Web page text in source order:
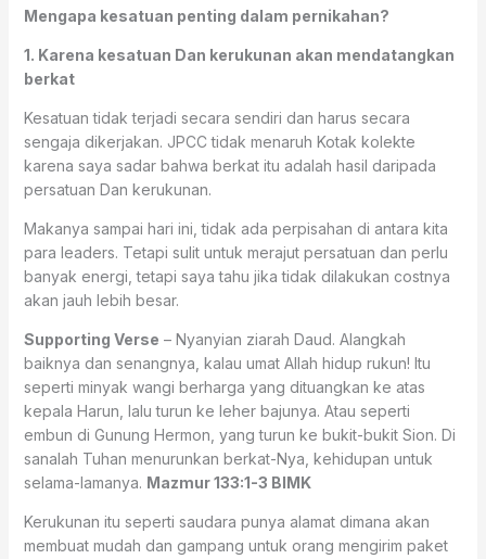
Mengapa kesatuan penting dalam pernikahan?
1. Karena kesatuan Dan kerukunan akan mendatangkan
berkat
Kesatuan tidak terjadi secara sendiri dan harus secara
sengaja dikerjakan. JPCC tidak menaruh Kotak kolekte
karena saya sadar bahwa berkat itu adalah hasil daripada
persatuan Dan kerukunan.
Makanya sampai hari ini, tidak ada perpisahan di antara kita
para leaders. Tetapi sulit untuk merajut persatuan dan perlu
banyak energi, tetapi saya tahu jika tidak dilakukan costnya
akan jauh lebih besar.
Supporting Verse – Nyanyian ziarah Daud. Alangkah
baiknya dan senangnya, kalau umat Allah hidup rukun! Itu
seperti minyak wangi berharga yang dituangkan ke atas
kepala Harun, lalu turun ke leher bajunya. Atau seperti
embun di Gunung Hermon, yang turun ke bukit-bukit Sion. Di
sanalah Tuhan menurunkan berkat-Nya, kehidupan untuk
selama-lamanya. Mazmur 133:1-3 BIMK
Kerukunan itu seperti saudara punya alamat dimana akan
membuat mudah dan gampang untuk orang mengirim paket